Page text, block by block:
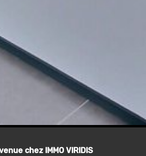
chez IMMO VIRIDIS